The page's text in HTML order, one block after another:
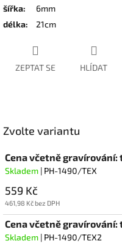
šířka:
6mm
délka: 21cm
ZEPTAT SE HLÍDAT
Zvolte variantu
Cena včetně
Skladem | PH-1490/TEX
559 Kč
461,98 Kč bez DPH
Cena včetně
Skladem | PH-1490/TEX2